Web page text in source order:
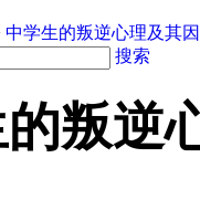
中学生的叛逆心理及其
搜索
叛逆